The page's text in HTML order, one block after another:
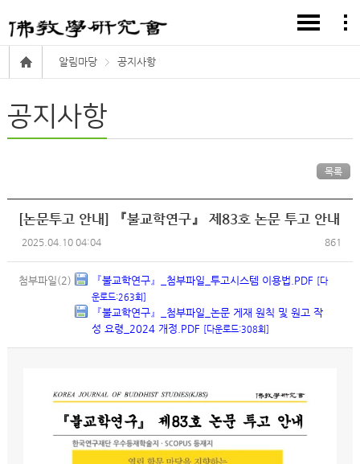
알림마당 공지사항
공지사항
목록
[논문투고 안내] 『불교학연구』 제83호 논문 투고 안내
2025.04.10 04:04 861
첨부파일(2) 『불교학연구』_첨부파일_투고시스템 이용법.PDF [다
운로드:263회]
『불교학연구』_첨부파일_논문 게재 원칙 및 원고 작
성 요령_2024 개정.PDF [다운로드:308회]